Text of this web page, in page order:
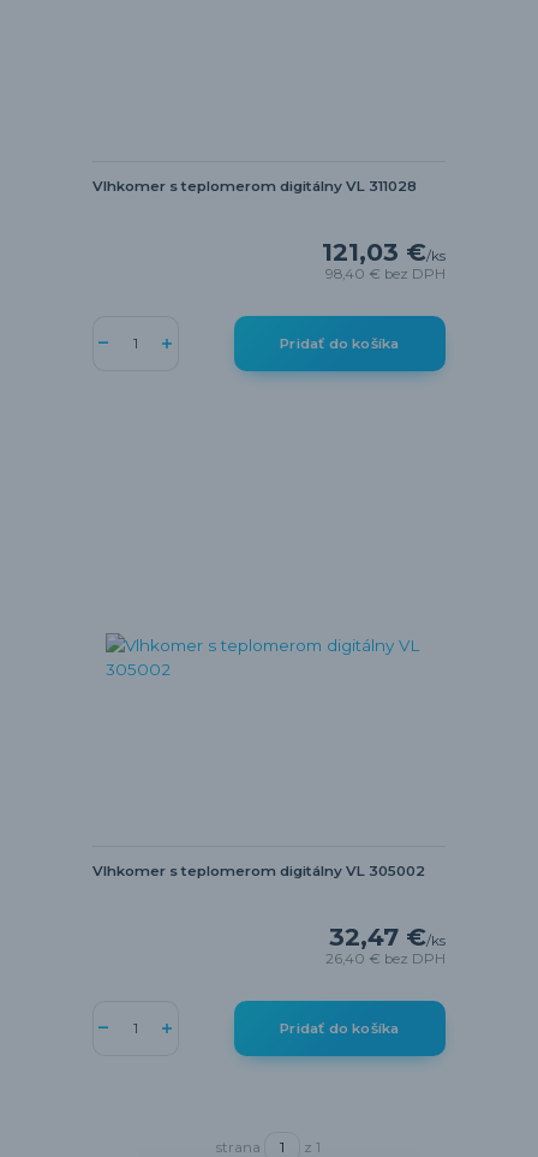
Vlhkomer s teplomerom digitálny VL 311028
121,03 €/ks
98,40 € bez DPH
Pridať do košíka
Vlhkomer s teplomerom digitálny VL 305002
32,47 €/ks
26,40 € bez DPH
Pridať do košíka
strana z 1